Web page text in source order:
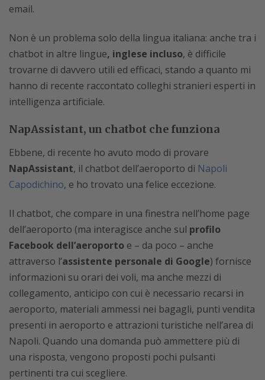
email.
Non è un problema solo della lingua italiana: anche tra i
chatbot in altre lingue, inglese incluso, è difficile
trovarne di davvero utili ed efficaci, stando a quanto mi
hanno di recente raccontato colleghi stranieri esperti in
intelligenza artificiale.
NapAssistant, un chatbot che funziona
Ebbene, di recente ho avuto modo di provare
NapAssistant, il chatbot dell’aeroporto di Napoli
Capodichino, e ho trovato una felice eccezione.
Il chatbot, che compare in una finestra nell’home page
dell’aeroporto (ma interagisce anche sul profilo
Facebook dell’aeroporto e – da poco – anche
attraverso l’assistente personale di Google) fornisce
informazioni su orari dei voli, ma anche mezzi di
collegamento, anticipo con cui è necessario recarsi in
aeroporto, materiali ammessi nei bagagli, punti vendita
presenti in aeroporto e attrazioni turistiche nell’area di
Napoli. Quando una domanda può ammettere più di
una risposta, vengono proposti pochi pulsanti
pertinenti tra cui scegliere.